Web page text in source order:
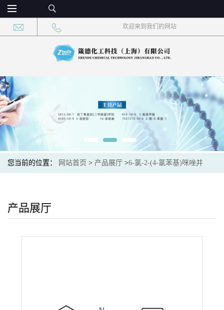
欢迎来到我们的网站
您当前的位置： 网站首页 > 产品展厅 >6-氯-2-(4-氯苯基)咪唑并
产品展厅